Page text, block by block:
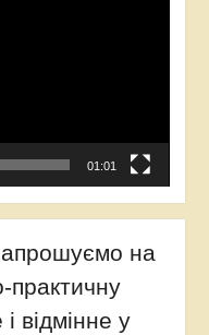
01:01
на
практичну
відмінне у